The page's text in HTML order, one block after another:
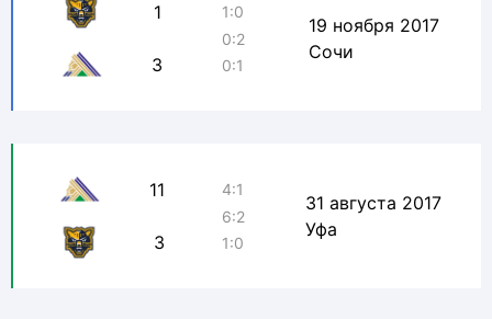
1
3
1:0
0:2
0:1
19 ноября 2017
Сочи
11
3
4:1
6:2
1:0
31 августа 2017
Уфа